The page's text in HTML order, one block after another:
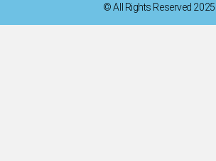
© All Rights Reserved 2025